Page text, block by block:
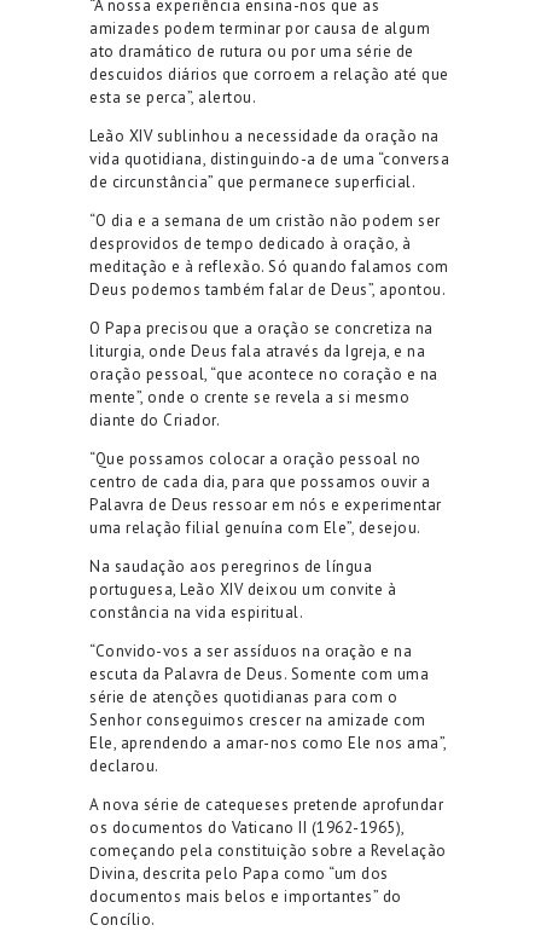
“A nossa experiência ensina-nos que as
amizades podem terminar por causa de algum
ato dramático de rutura ou por uma série de
descuidos diários que corroem a relação até que
esta se perca”, alertou.
Leão XIV sublinhou a necessidade da oração na
vida quotidiana, distinguindo-a de uma “conversa
de circunstância” que permanece superficial.
“O dia e a semana de um cristão não podem ser
desprovidos de tempo dedicado à oração, à
meditação e à reflexão. Só quando falamos com
Deus podemos também falar de Deus”, apontou.
O Papa precisou que a oração se concretiza na
liturgia, onde Deus fala através da Igreja, e na
oração pessoal, “que acontece no coração e na
mente”, onde o crente se revela a si mesmo
diante do Criador.
“Que possamos colocar a oração pessoal no
centro de cada dia, para que possamos ouvir a
Palavra de Deus ressoar em nós e experimentar
uma relação filial genuína com Ele”, desejou.
Na saudação aos peregrinos de língua
portuguesa, Leão XIV deixou um convite à
constância na vida espiritual.
“Convido-vos a ser assíduos na oração e na
escuta da Palavra de Deus. Somente com uma
série de atenções quotidianas para com o
Senhor conseguimos crescer na amizade com
Ele, aprendendo a amar-nos como Ele nos ama”,
declarou.
A nova série de catequeses pretende aprofundar
os documentos do Vaticano II (1962-1965),
começando pela constituição sobre a Revelação
Divina, descrita pelo Papa como “um dos
documentos mais belos e importantes” do
Concílio.